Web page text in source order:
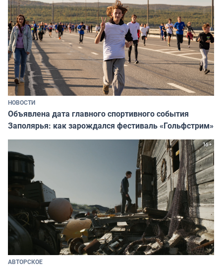
НОВОСТИ
Объявлена дата главного спортивного события
Заполярья: как зарождался фестиваль «Гольфстрим»
АВТОРСКОЕ